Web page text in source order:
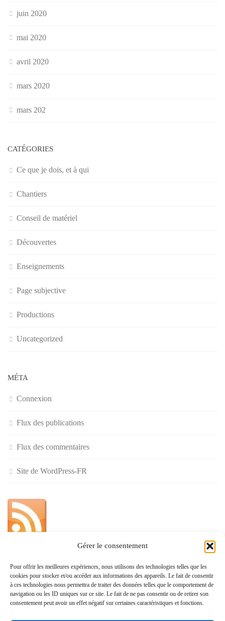
Gérer le consentement
Pour offrir les meilleures expériences, nous utilisons des technologies telles que les
cookies pour stocker et/ou accéder aux informations des appareils. Le fait de consentir
à ces technologies nous permettra de traiter des données telles que le comportement de
navigation ou les ID uniques sur ce site. Le fait de ne pas consentir ou de retirer son
consentement peut avoir un effet négatif sur certaines caractéristiques et fonctions.
juin 2020
mai 2020
avril 2020
mars 2020
mars 202
CATÉGORIES
Ce que je dois, et à qui
Chantiers
Conseil de matériel
Découvertes
Enseignements
Page subjective
Productions
Uncategorized
MÉTA
Connexion
Flux des publications
Flux des commentaires
Site de WordPress-FR
»
Politique de confidentialité